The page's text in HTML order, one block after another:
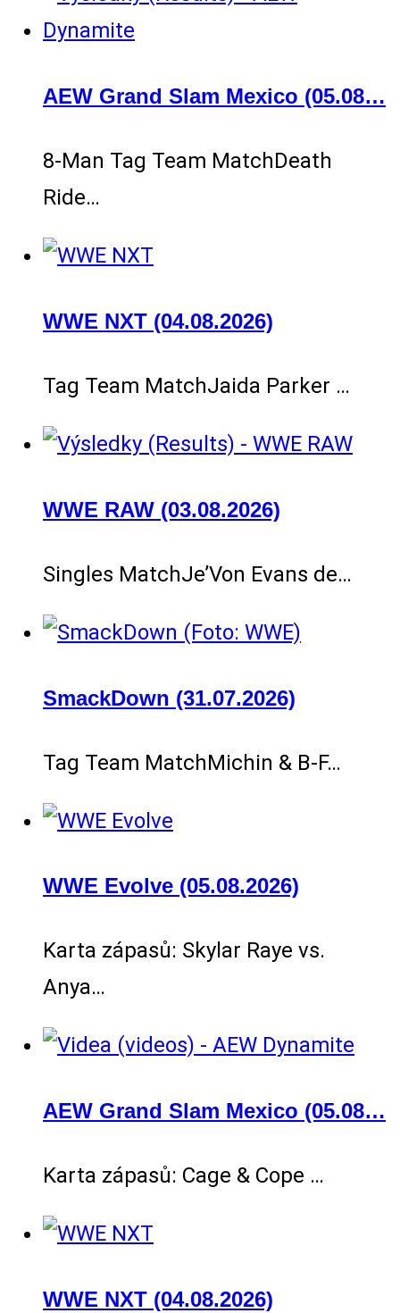
AEW Grand Slam Mexico (05.08…
8-Man Tag Team MatchDeath
Ride…
WWE NXT (04.08.2026)
Tag Team MatchJaida Parker …
WWE RAW (03.08.2026)
Singles MatchJe’Von Evans de…
SmackDown (31.07.2026)
Tag Team MatchMichin & B-F…
WWE Evolve (05.08.2026)
Karta zápasů: Skylar Raye vs.
Anya…
AEW Grand Slam Mexico (05.08…
Karta zápasů: Cage & Cope …
WWE NXT (04.08.2026)